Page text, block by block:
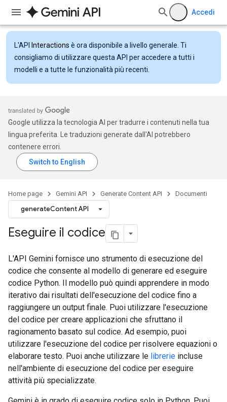
Accedi
L'API Interactions è ora disponibile a livello generale. Ti
consigliamo di utilizzare questa API per accedere a tutti i
modelli e a tutte le funzionalità più recenti.
Google utilizza la tecnologia AI per tradurre i contenuti nella tua
lingua preferita. Le traduzioni generate dall'AI potrebbero
contenere errori.
Home page Gemini API Generate Content API Documenti
generateContent API
Eseguire il codice
L'API Gemini fornisce uno strumento di esecuzione del
codice che consente al modello di generare ed eseguire
codice Python. Il modello può quindi apprendere in modo
iterativo dai risultati dell'esecuzione del codice fino a
raggiungere un output finale. Puoi utilizzare l'esecuzione
del codice per creare applicazioni che sfruttano il
ragionamento basato sul codice. Ad esempio, puoi
utilizzare l'esecuzione del codice per risolvere equazioni o
elaborare testo. Puoi anche utilizzare le librerie incluse
nell'ambiente di esecuzione del codice per eseguire
attività più specializzate.